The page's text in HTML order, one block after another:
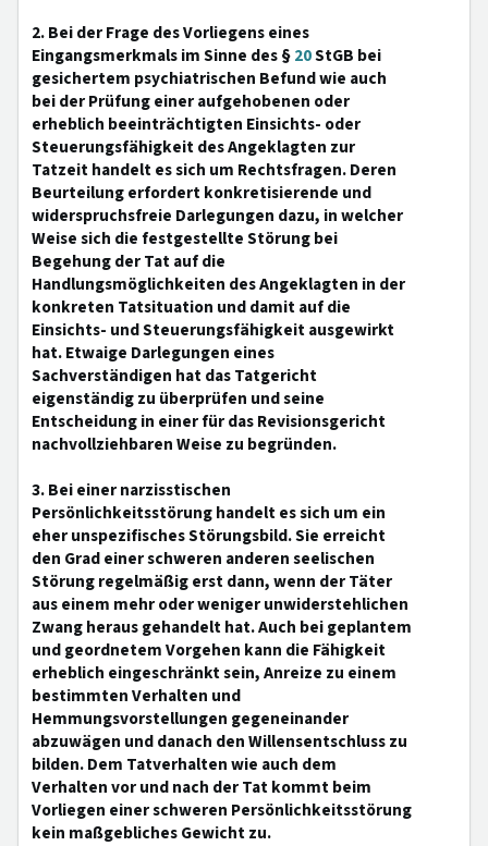
2. Bei der Frage des Vorliegens eines
Eingangsmerkmals im Sinne des §20StGB bei
gesichertem psychiatrischen Befund wie auch
bei der Prüfung einer aufgehobenen oder
erheblich beeinträchtigten Einsichts- oder
Steuerungsfähigkeit des Angeklagten zur
Tatzeit handelt es sich um Rechtsfragen. Deren
Beurteilung erfordert konkretisierende und
widerspruchsfreie Darlegungen dazu, in welcher
Weise sich die festgestellte Störung bei
Begehung der Tat auf die
Handlungsmöglichkeiten des Angeklagten in der
konkreten Tatsituation und damit auf die
Einsichts- und Steuerungsfähigkeit ausgewirkt
hat. Etwaige Darlegungen eines
Sachverständigen hat das Tatgericht
eigenständig zu überprüfen und seine
Entscheidung in einer für das Revisionsgericht
nachvollziehbaren Weise zu begründen.
3. Bei einer narzisstischen
Persönlichkeitsstörung handelt es sich um ein
eher unspezifisches Störungsbild. Sie erreicht
den Grad einer schweren anderen seelischen
Störung regelmäßig erst dann, wenn der Täter
aus einem mehr oder weniger unwiderstehlichen
Zwang heraus gehandelt hat. Auch bei geplantem
und geordnetem Vorgehen kann die Fähigkeit
erheblich eingeschränkt sein, Anreize zu einem
bestimmten Verhalten und
Hemmungsvorstellungen gegeneinander
abzuwägen und danach den Willensentschluss zu
bilden. Dem Tatverhalten wie auch dem
Verhalten vor und nach der Tat kommt beim
Vorliegen einer schweren Persönlichkeitsstörung
kein maßgebliches Gewicht zu.